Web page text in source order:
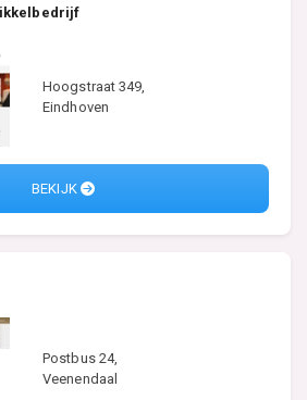
Hoogstraat 349,
Eindhoven
BEKIJK
Postbus 24,
Veenendaal